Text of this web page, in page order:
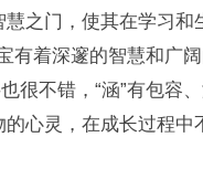
之门，使其在学习和
有着深邃的智慧和广
很不错，“涵”有包容
心灵，在成长过程中